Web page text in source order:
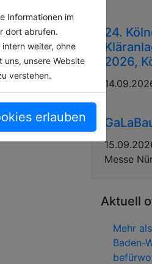
Informationen im
dort abrufen.
weiter, ohne
unsere Website
verstehen.
erlauben
24.
2026,
Messe
Aktuell
Mehr
Baden-